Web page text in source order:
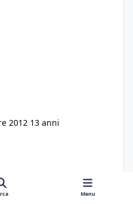
infestanti, le lumache
tutte le vallisneria e le
2012 13 anni
Menu